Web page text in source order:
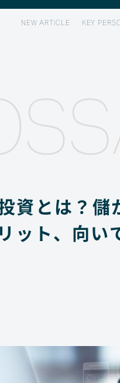
NEW ARTICLE KEY
資とは？儲
ット、向い